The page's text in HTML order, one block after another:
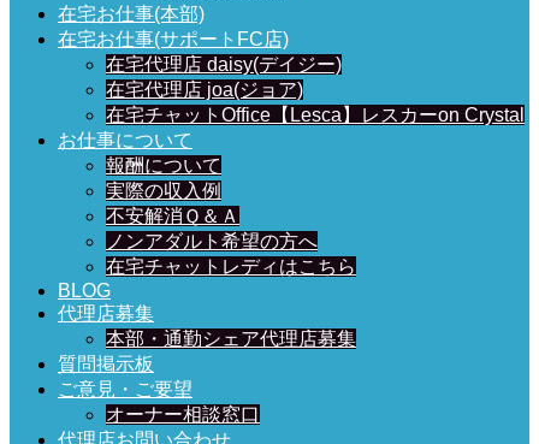
在宅お仕事(本部)
在宅お仕事(サポートFC店)
在宅代理店 daisy(デイジー)
在宅代理店 joa(ジョア)
在宅チャットOffice【Lesca】レスカーon Crystal
お仕事について
報酬について
実際の収入例
不安解消Ｑ＆Ａ
ノンアダルト希望の方へ
在宅チャットレディはこちら
BLOG
代理店募集
本部・通勤シェア代理店募集
質問掲示板
ご意見・ご要望
オーナー相談窓口
代理店お問い合わせ